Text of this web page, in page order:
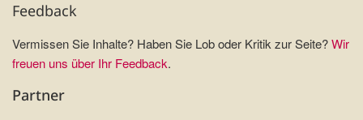
Feedback
Vermissen Sie Inhalte? Haben Sie Lob oder Kritik zur Seite?Wir
freuen uns über Ihr Feedback.
Partner